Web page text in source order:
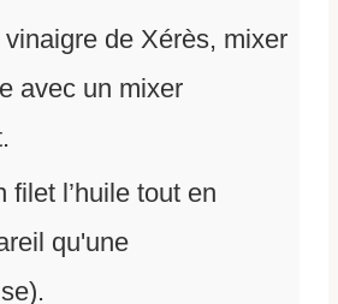
de Xérès, mixer
avec un mixer
filet l’huile tout en
qu'une